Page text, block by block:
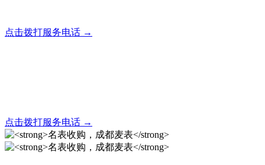
点击拨打服务电话 →
点击拨打服务电话 →